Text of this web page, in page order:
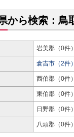
から検索：鳥
岩美郡（0件）
倉吉市（2件）
西伯郡（0件）
東伯郡（0件）
日野郡（0件）
八頭郡（0件）